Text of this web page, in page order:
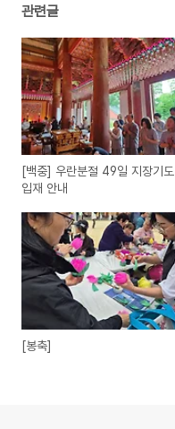
관련글
[백중] 우란분절 49일 지장기도
입재 안내
[봉축]